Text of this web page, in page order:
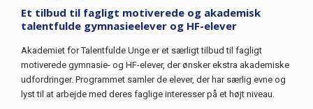
Et tilbud til fagligt motiverede og akademisk
talentfulde gymnasieelever og HF-elever
Akademiet for Talentfulde Unge er et særligt tilbud til fagligt
motiverede gymnasie- og HF-elever, der ønsker ekstra akademiske
udfordringer. Programmet samler de elever, der har særlig evne og
lyst til at arbejde med deres faglige interesser på et højt niveau.